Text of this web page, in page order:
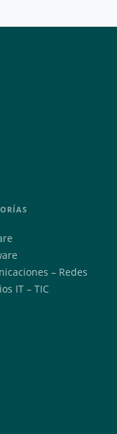
– Redes
IT – TIC